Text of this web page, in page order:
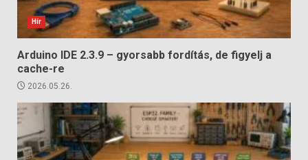
Hír
Arduino IDE 2.3.9 – gyorsabb fordítás, de figyelj a
cache-re
2026.05.26.